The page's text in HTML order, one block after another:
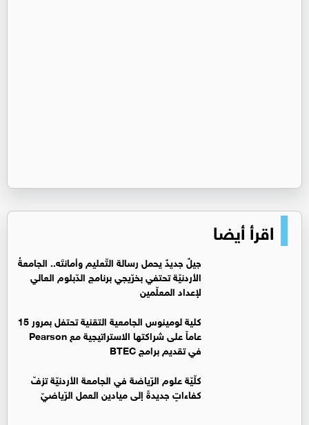
اقرأ أيضا
جيلٌ جديدٌ يحمل رسالة التّعليم وأمانتَه.. الجامعةُ
الأردنيّة تحتفي بخرّيجي برنامج الدّبلوم العالي
لإعداد المعلّمين
كلية لومينوس الجامعية التقنية تحتفل بمرور 15
عاماً على شراكتها الاستراتيجية مع Pearson
في تقديم برامج BTEC
كلّيّة علوم الرّياضة في الجامعة الأردنيّة تزفّ
كفاءاتٍ جديدةً إلى ميادين العمل الرّياضيّ